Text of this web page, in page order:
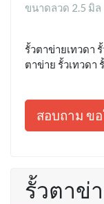
ขนาดลวด 2.5 มิล
รั้วตาข่ายเทวดา
ตาข่าย รั้วเทวดา
สอบถาม ข
รั้วตาข่